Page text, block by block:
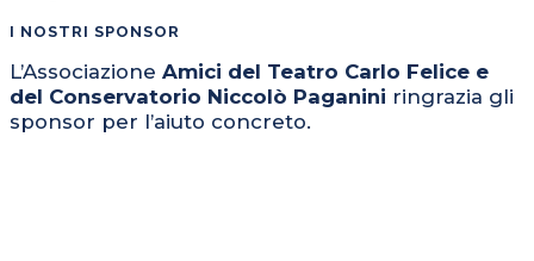
I NOSTRI SPONSOR
L’Associazione Amici del Teatro Carlo Felice e
del Conservatorio Niccolò Paganini ringrazia gli
sponsor per l’aiuto concreto.